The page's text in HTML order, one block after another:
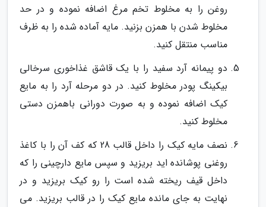
روغن را به مخلوط تخم مرغ اضافه نموده و در حد
مخلوط شدن با همزن بزنید. مایه آماده شده را به ظرف
مناسب منتقل کنید.
دو پیمانه آرد سفید را با یک قاشق غذاخوری سرخالی
بیکینگ پودر مخلوط کنید. در دو مرحله آرد را به مایع
کیک اضافه نموده و به صورت دورانی باهمزن دستی
مخلوط کنید.
نصف مایه کیک را داخل قالب 28 که کف آن را با کاغذ
روغنی پوشانده اید بریزید و سپس مایع دارچینی را که
داخل قیف ریخته شده است را رو کیک بریزید و در
نهایت به جای مانده مایع کیک را در قالب بریزید. می